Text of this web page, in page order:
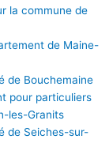
la commune de
de Maine-
de Bouchemaine
pour particuliers
les-Granits
de Seiches-sur-